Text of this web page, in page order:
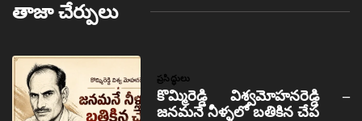
తాజా చేర్పులు
ప్రసిద్ధులు
కొమ్మిరెడ్డి విశ్వమోహనరెడ్డి –
జనమనే నీళ్ళలో బతికిన చేప